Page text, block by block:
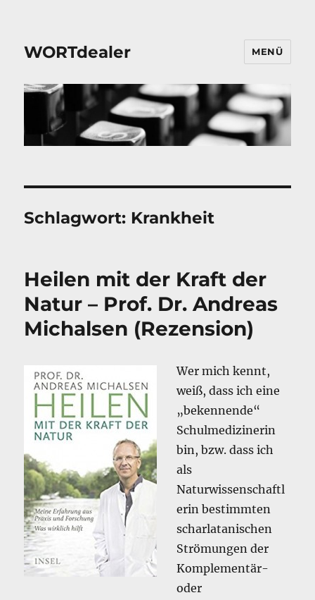
WORTdealer MENÜ
Schlagwort: Krankheit
Heilen mit der Kraft der
Natur – Prof. Dr. Andreas
Michalsen (Rezension)
Wer mich kennt,
weiß, dass ich eine
„bekennende“
Schulmedizinerin
bin, bzw. dass ich
als
Naturwissenschaftl
erin bestimmten
scharlatanischen
Strömungen der
Komplementär-
oder